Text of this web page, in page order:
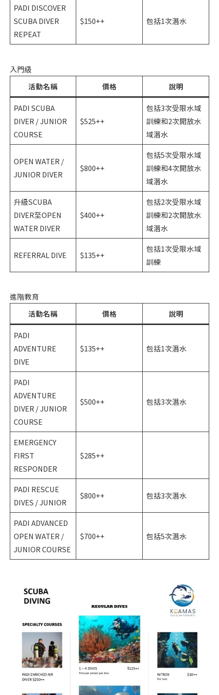
PADI DISCOVER
SCUBA DIVER
REPEAT
$150++ 包括1次潛水
入門級
活動名稱
價格 說明
PADI SCUBA
DIVER / JUNIOR
COURSE
$525++
包括3次受限水域
訓練和2次開放水
域潛水
OPEN WATER /
JUNIOR DIVER
$800++
包括5次受限水域
訓練和4次開放水
域潛水
升級SCUBA
DIVER至OPEN
WATER DIVER
$400++
包括2次受限水域
訓練和2次開放水
域潛水
REFERRAL DIVE $135++
包括1次受限水域
訓練
進階教育
活動名稱
價格 說明
PADI
ADVENTURE
DIVE
$135++ 包括1次潛水
PADI
ADVENTURE
DIVER / JUNIOR
COURSE
$500++ 包括3次潛水
EMERGENCY
FIRST
RESPONDER
$285++
PADI RESCUE
DIVES / JUNIOR
$800++ 包括3次潛水
PADI ADVANCED
OPEN WATER /
JUNIOR COURSE
$700++ 包括5次潛水